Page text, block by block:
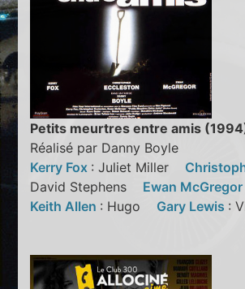
Petits meurtres entre amis
Réalisé par Danny Boyle
Kerry Fox : Juliet Miller
David Stephens Ewan McGregor
Keith Allen : Hugo Gary Lewis :